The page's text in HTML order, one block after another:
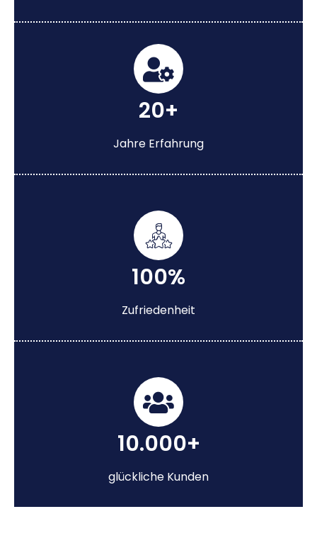
20+
Jahre Erfahrung
100%
Zufriedenheit
10.000+
glückliche Kunden